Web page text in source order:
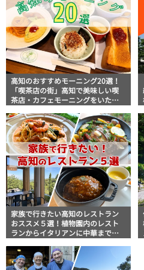
高知のおすすめモーニング20選！
「喫茶店の街」高知で美味しい喫
茶店・カフェモーニングをいただ
家族で行きたい高知のレストラン
おススメ５選！植物園内のレスト
ランからイタリアンに中華まで楽